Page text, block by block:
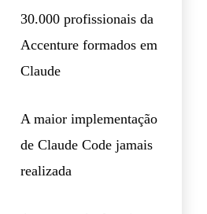
30.000 profissionais da
Accenture formados em
Claude
A maior implementação
de Claude Code jamais
realizada